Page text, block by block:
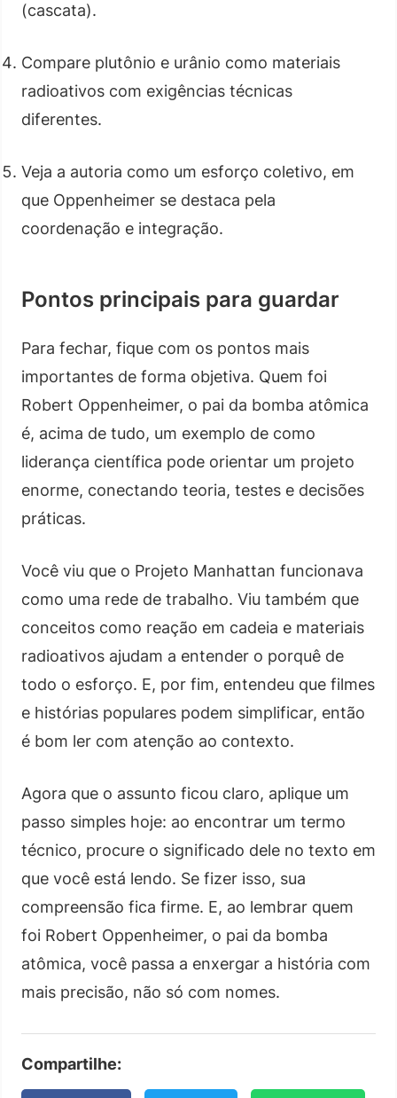
(cascata).
Compare plutônio e urânio como materiais
radioativos com exigências técnicas
diferentes.
Veja a autoria como um esforço coletivo, em
que Oppenheimer se destaca pela
coordenação e integração.
Pontos principais para guardar
Para fechar, fique com os pontos mais
importantes de forma objetiva. Quem foi
Robert Oppenheimer, o pai da bomba atômica
é, acima de tudo, um exemplo de como
liderança científica pode orientar um projeto
enorme, conectando teoria, testes e decisões
práticas.
Você viu que o Projeto Manhattan funcionava
como uma rede de trabalho. Viu também que
conceitos como reação em cadeia e materiais
radioativos ajudam a entender o porquê de
todo o esforço. E, por fim, entendeu que filmes
e histórias populares podem simplificar, então
é bom ler com atenção ao contexto.
Agora que o assunto ficou claro, aplique um
passo simples hoje: ao encontrar um termo
técnico, procure o significado dele no texto em
que você está lendo. Se fizer isso, sua
compreensão fica firme. E, ao lembrar quem
foi Robert Oppenheimer, o pai da bomba
atômica, você passa a enxergar a história com
mais precisão, não só com nomes.
Compartilhe: